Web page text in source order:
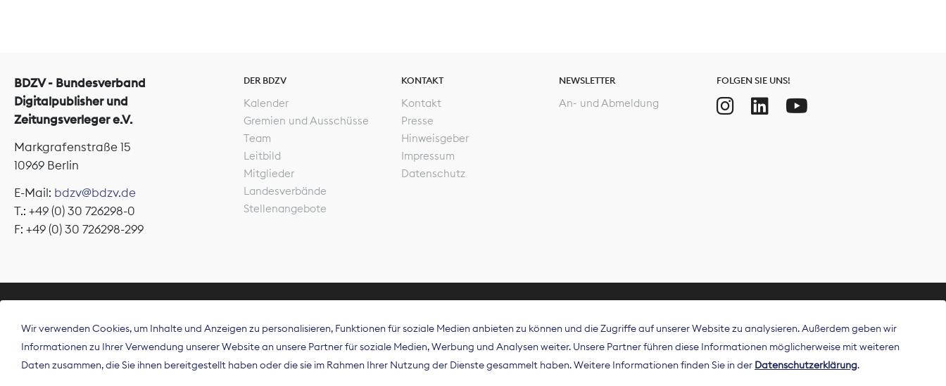
BDZV - Bundesverband
Digitalpublisher und
Zeitungsverleger e.V.
Markgrafenstraße 15
10969 Berlin
E-Mail: bdzv@bdzv.de
T.: +49 (0) 30 726298-0
F: +49 (0) 30 726298-299
DER BDZV
Kalender
Gremien und Ausschüsse
Team
Leitbild
Mitglieder
Landesverbände
Stellenangebote
KONTAKT
Kontakt
Presse
Hinweisgeber
Impressum
Datenschutz
NEWSLETTER
An- und Abmeldung
FOLGEN SIE UNS!
Der Bundesverband Digitalpublisher und Zeitungsverleger (BDZV) vertritt als
Spitzenorganisation die Interessen der Zeitungsverlage und digitalen Publisher in
Deutschland und auf EU-Ebene.
Wir verwenden Cookies, um Inhalte und Anzeigen zu personalisieren, Funktionen für soziale Medien anbieten zu können und die Zugriffe auf unserer Website zu analysieren. Außerdem geben wir
Informationen zu Ihrer Verwendung unserer Website an unsere Partner für soziale Medien, Werbung und Analysen weiter. Unsere Partner führen diese Informationen möglicherweise mit weiteren
Daten zusammen, die Sie ihnen bereitgestellt haben oder die sie im Rahmen Ihrer Nutzung der Dienste gesammelt haben. Weitere Informationen finden Sie in der Datenschutzerklärung.